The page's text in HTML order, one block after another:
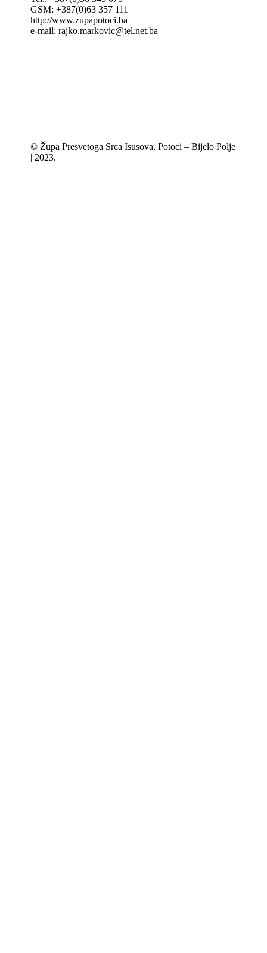
GSM: +387(0)63 357 111
http://www.zupapotoci.ba
e-mail: rajko.markovic@tel.net.ba
© Župa Presvetoga Srca Isusova, Potoci – Bijelo Polje
| 2023.